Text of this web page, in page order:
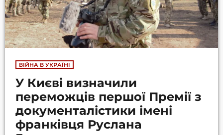
ВІЙНА В УКРАЇНІ
У Києві визначили
переможців першої Премії з
документалістики імені
франківця Руслана